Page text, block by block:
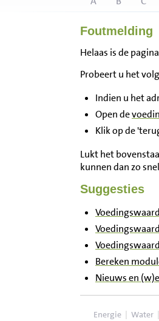
Registreren
Disclaimer
Foutmelding
Helaas is de
Probeert u het
Indien u het
Open de
Klik op de
Lukt het
kunnen dan zo
Suggesties
Bereken
Nieuws en
Energie | Water |